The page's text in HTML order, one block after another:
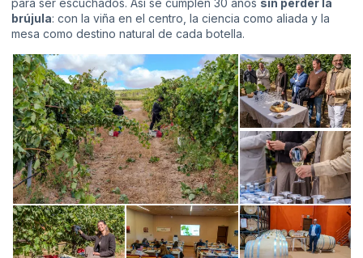
brújula: con la viña en el centro, la ciencia como aliada y la
mesa como destino natural de cada botella.